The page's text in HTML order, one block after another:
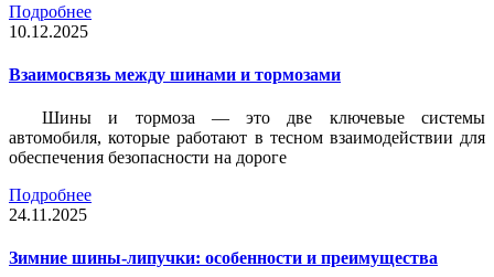
Подробнее
10.12.2025
Взаимосвязь между шинами и тормозами
Шины и тормоза — это две ключевые системы
автомобиля, которые работают в тесном взаимодействии для
обеспечения безопасности на дороге
Подробнее
24.11.2025
Зимние шины-липучки: особенности и преимущества